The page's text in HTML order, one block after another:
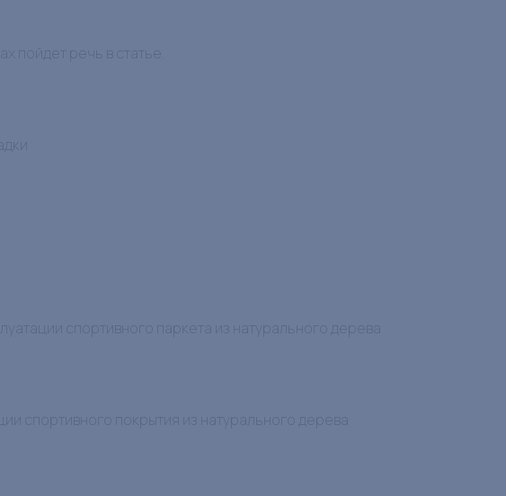
пойдет речь в статье.
спортивного паркета из натурального дерева
покрытия из натурального дерева